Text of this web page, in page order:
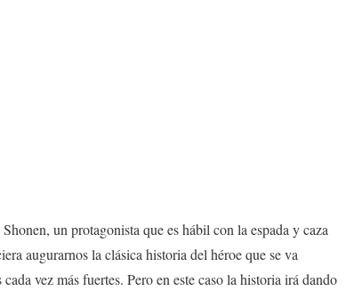
un protagonista que es hábil con la espada y caza
augurarnos la clásica historia del héroe que se va
vez más fuertes. Pero en este caso la historia irá dando